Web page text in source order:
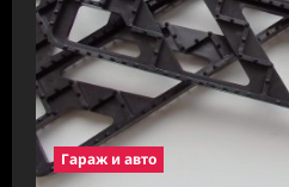
Гараж и авто